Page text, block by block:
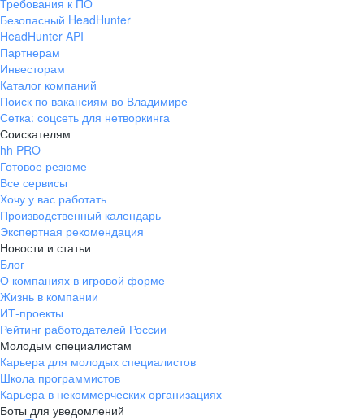
Требования к ПО
Безопасный HeadHunter
HeadHunter API
Партнерам
Инвесторам
Каталог компаний
Поиск по вакансиям во Владимире
Сетка: соцсеть для нетворкинга
Соискателям
hh PRO
Готовое резюме
Все сервисы
Хочу у вас работать
Производственный календарь
Экспертная рекомендация
Новости и статьи
Блог
О компаниях в игровой форме
Жизнь в компании
ИТ-проекты
Рейтинг работодателей России
Молодым специалистам
Карьера для молодых специалистов
Школа программистов
Карьера в некоммерческих организациях
Боты для уведомлений